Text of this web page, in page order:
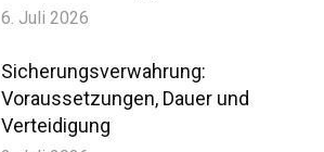
6. Juli 2026
Sicherungsverwahrung:
Voraussetzungen, Dauer und
Verteidigung